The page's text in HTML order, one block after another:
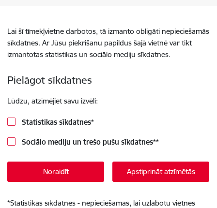
Lai šī tīmekļvietne darbotos, tā izmanto obligāti nepieciešamās
sīkdatnes. Ar Jūsu piekrišanu papildus šajā vietnē var tikt
izmantotas statistikas un sociālo mediju sīkdatnes.
Pielāgot sīkdatnes
Lūdzu, atzīmējiet savu izvēli:
Statistikas sīkdatnes*
Sociālo mediju un trešo pušu sīkdatnes**
Noraidīt Apstiprināt atzīmētās
*Statistikas sīkdatnes - nepieciešamas, lai uzlabotu vietnes